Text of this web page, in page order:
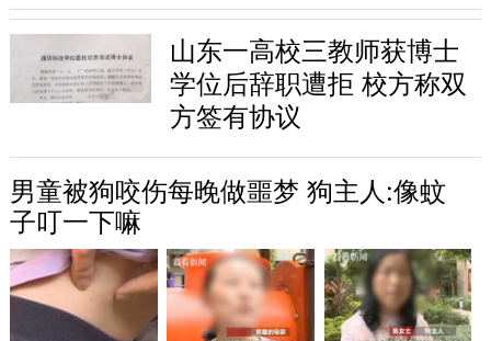
山东一高校三教师获博士
学位后辞职遭拒 校方称双
方签有协议
男童被狗咬伤每晚做噩梦 狗主人:像蚊
子叮一下嘛